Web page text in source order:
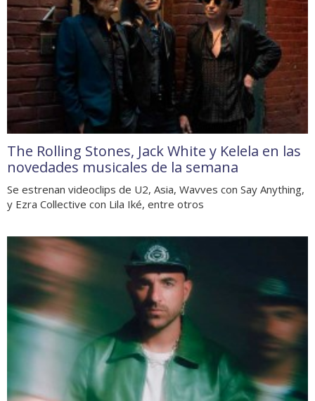
The Rolling Stones, Jack White y Kelela en las
novedades musicales de la semana
Se estrenan videoclips de U2, Asia, Wavves con Say Anything,
y Ezra Collective con Lila Iké, entre otros